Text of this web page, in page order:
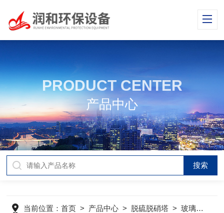
PRODUCT CENTER
产品中心
当前位置：首页 > 产品中心 > 脱硫脱硝塔 >玻璃钢脱硫塔